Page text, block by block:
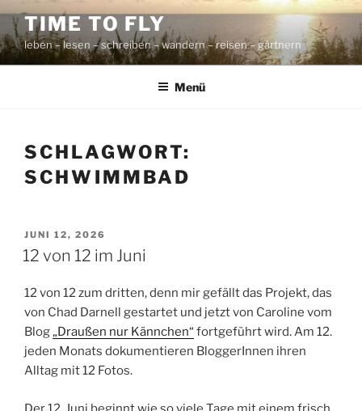
Zum
Inhalt
springen
TIME TO FLY
leben – lesen – schreiben – wandern – reisen – gärtnern
Menü
SCHLAGWORT:
SCHWIMMBAD
VERÖFFENTLICHT
AM
JUNI 12, 2026
12 von 12 im Juni
12 von 12 zum dritten, denn mir gefällt das Projekt, das
von Chad Darnell gestartet und jetzt von Caroline vom
Blog„Draußen nur Kännchen“ fortgeführt wird. Am 12.
jeden Monats dokumentieren BloggerInnen ihren
Alltag mit 12 Fotos.